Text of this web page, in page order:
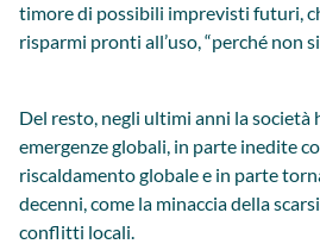
timore di possibili imprevisti futuri,
risparmi pronti all’uso, “perché non si
Del resto, negli ultimi anni la società
emergenze globali, in parte inedite
riscaldamento globale e in parte
decenni, come la minaccia della
conflitti locali.